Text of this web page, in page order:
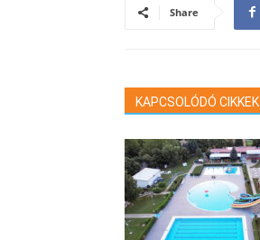
Share
KAPCSOLÓDÓ CIKKEK